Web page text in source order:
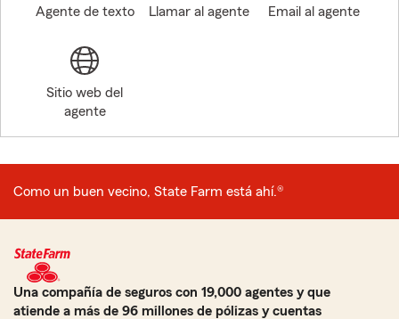
Agente de texto Llamar al agente Email al agente
Sitio web del
agente
Como un buen vecino, State Farm está ahí.®
Una compañía de seguros con 19,000 agentes y que
atiende a más de 96 millones de pólizas y cuentas